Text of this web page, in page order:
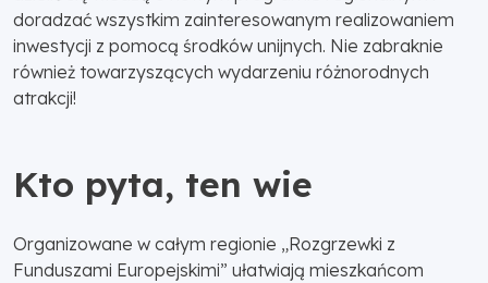
doradzać wszystkim zainteresowanym realizowaniem
inwestycji z pomocą środków unijnych. Nie zabraknie
również towarzyszących wydarzeniu różnorodnych
atrakcji!
Kto pyta, ten wie
Organizowane w całym regionie „Rozgrzewki z
Funduszami Europejskimi” ułatwiają mieszkańcom